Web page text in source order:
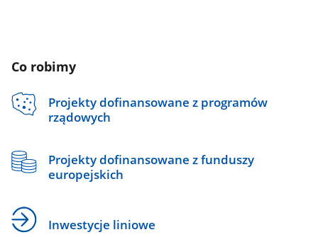
Co robimy
Projekty dofinansowane z programów
rządowych
Projekty dofinansowane z funduszy
europejskich
Inwestycje liniowe